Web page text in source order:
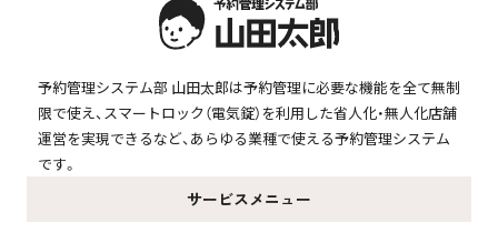
予約管理システム部 山田太郎は予約管理に必要な機能を全て無制
限で使え、スマートロック（電気錠）を利用した省人化・無人化店舗
運営を実現できるなど、あらゆる業種で使える予約管理システム
です。
サービスメニュー